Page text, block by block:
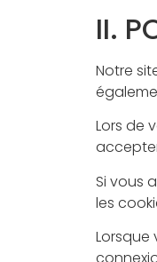
II.
Notre
Lors de
Si vous
les